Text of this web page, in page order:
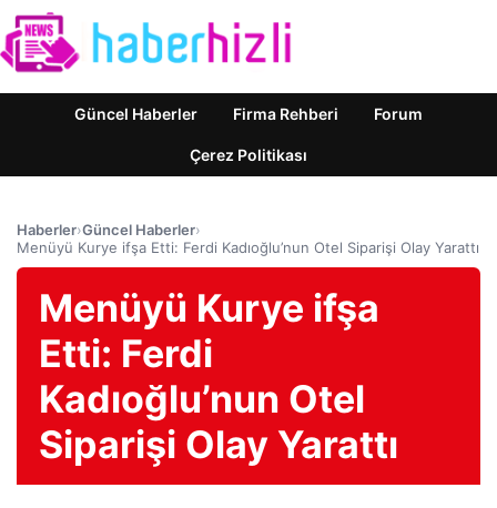
Güncel Haberler Firma Rehberi Forum
Çerez Politikası
Haberler›Güncel Haberler›
Menüyü Kurye ifşa Etti: Ferdi Kadıoğlu’nun Otel Siparişi Olay Yarattı
Menüyü Kurye ifşa
Etti: Ferdi
Kadıoğlu’nun Otel
Siparişi Olay Yarattı